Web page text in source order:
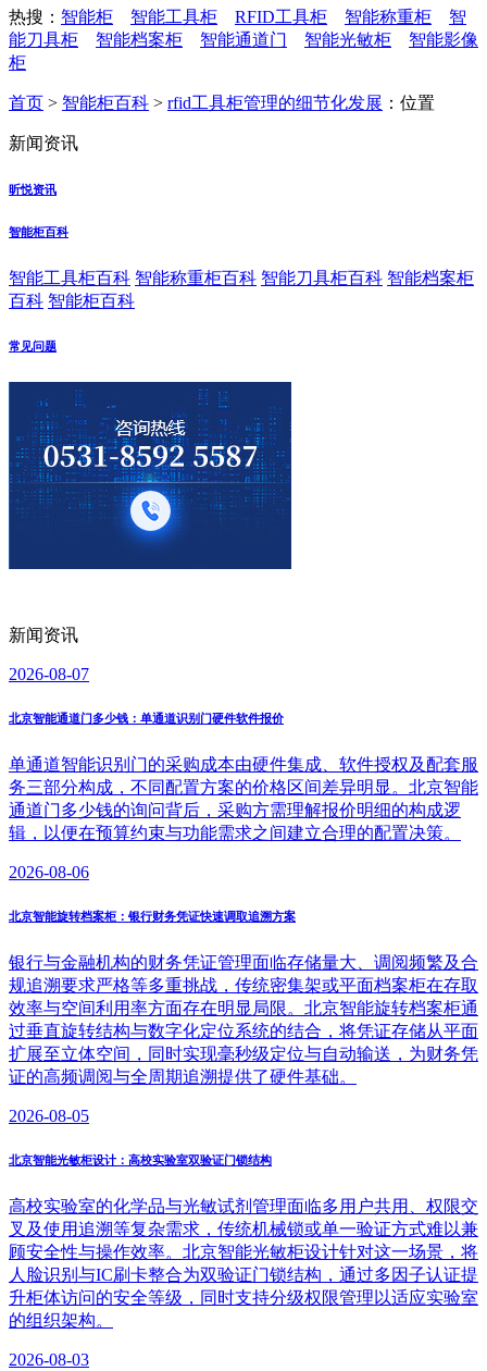
热搜： 智能柜 智能工具柜 RFID工具柜 智能称重柜
智
能刀具柜
智能档案柜 智能通道门 智能光敏柜
智能影像
柜
首页 > 智能柜百科 > rfid工具柜管理的细节化发展 ：位置
新闻资讯
昕悦资讯
智能柜百科
智能工具柜百科 智能称重柜百科 智能刀具柜百科 智能档案柜
百科 智能柜百科
常见问题
新闻资讯
2026-08-07
北京智能通道门多少钱：单通道识别门硬件软件报价
单通道智能识别门的采购成本由硬件集成、软件授权及配套服
务三部分构成，不同配置方案的价格区间差异明显。北京智能
通道门多少钱的询问背后，采购方需理解报价明细的构成逻
辑，以便在预算约束与功能需求之间建立合理的配置决策。
2026-08-06
北京智能旋转档案柜：银行财务凭证快速调取追溯方案
银行与金融机构的财务凭证管理面临存储量大、调阅频繁及合
规追溯要求严格等多重挑战，传统密集架或平面档案柜在存取
效率与空间利用率方面存在明显局限。北京智能旋转档案柜通
过垂直旋转结构与数字化定位系统的结合，将凭证存储从平面
扩展至立体空间，同时实现毫秒级定位与自动输送，为财务凭
证的高频调阅与全周期追溯提供了硬件基础。
2026-08-05
北京智能光敏柜设计：高校实验室双验证门锁结构
高校实验室的化学品与光敏试剂管理面临多用户共用、权限交
叉及使用追溯等复杂需求，传统机械锁或单一验证方式难以兼
顾安全性与操作效率。北京智能光敏柜设计针对这一场景，将
人脸识别与IC刷卡整合为双验证门锁结构，通过多因子认证提
升柜体访问的安全等级，同时支持分级权限管理以适应实验室
的组织架构。
2026-08-03